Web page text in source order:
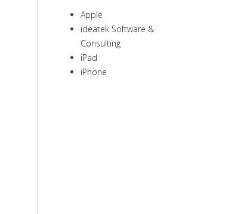
Apple
ideatek Software &
Consulting
iPad
iPhone